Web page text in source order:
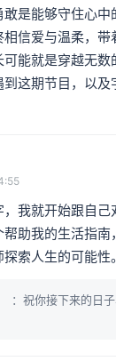
敢是能够守住心中
信爱与温柔，
能就是穿越无
到这期节目，以
我就开始跟自
助我的生活指南
索人生的可能性。
：祝你接下来的日